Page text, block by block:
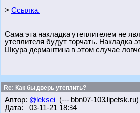
> Ссылка.
Сама эта накладка утеплителем не
утеплителя будут торчать. Накладка
Шкура дермантина в этом случае
Re: Как бы дверь утеплить?
Автор: @leksei (---.bbn07-103.lipetsk.ru)
Дата: 03-11-21 18:34